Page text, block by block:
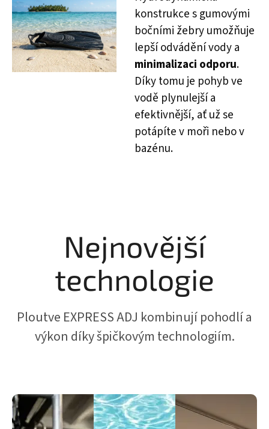
konstrukce s gumovými
bočními žebry umožňuje
lepší odvádění vody a
minimalizaci odporu.
Díky tomu je pohyb ve
vodě plynulejší a
efektivnější, ať už se
potápíte v moři nebo v
bazénu.
Nejnovější
technologie
Ploutve EXPRESS ADJ kombinují pohodlí a
výkon díky špičkovým technologiím.